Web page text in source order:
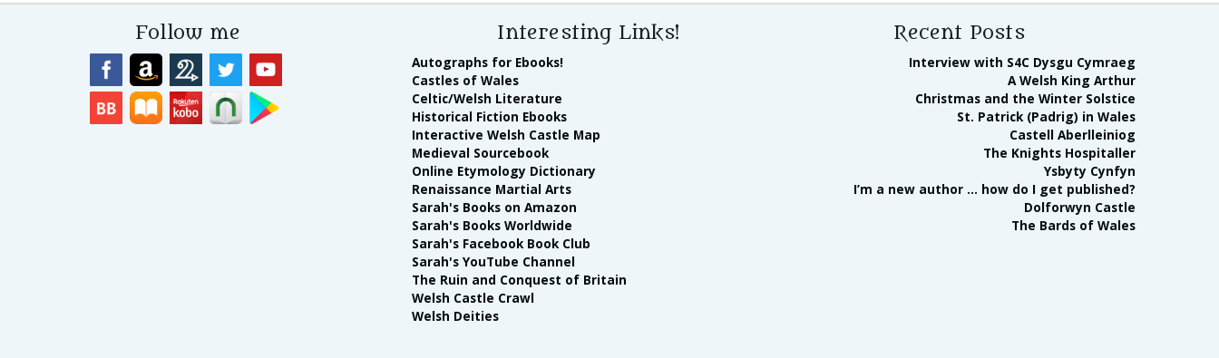
Follow me Recent Posts
Interview with S4C Dysgu Cymraeg
A Welsh King Arthur
Christmas and the Winter Solstice
St. Patrick (Padrig) in Wales
Castell Aberlleiniog
The Knights Hospitaller
Ysbyty Cynfyn
I’m a new author … how do I get published?
Dolforwyn Castle
The Bards of Wales
Interesting Links!
Autographs for Ebooks!
Castles of Wales
Celtic/Welsh Literature
Historical Fiction Ebooks
Interactive Welsh Castle Map
Medieval Sourcebook
Online Etymology Dictionary
Renaissance Martial Arts
Sarah's Books on Amazon
Sarah's Books Worldwide
Sarah's Facebook Book Club
Sarah's YouTube Channel
The Ruin and Conquest of Britain
Welsh Castle Crawl
Welsh Deities